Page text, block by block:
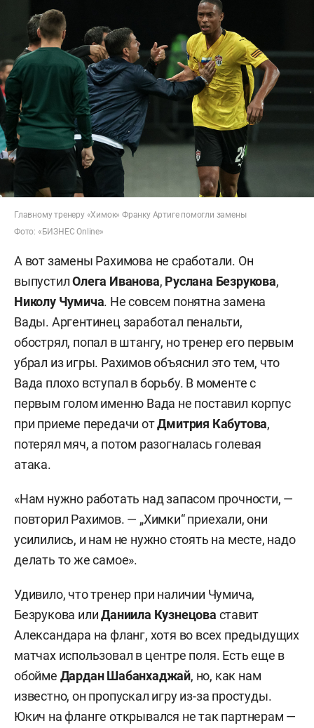
Главному тренеру «Химок» Франку Артиге помогли замены
Фото: «БИЗНЕС Online»
А вот замены Рахимова не сработали. Он
выпустилОлега Иванова, Руслана Безрукова,
Николу Чумича. Не совсем понятна замена
Вады. Аргентинец заработал пенальти,
обострял, попал в штангу, но тренер его первым
убрал из игры. Рахимов объяснил это тем, что
Вада плохо вступал в борьбу. В моменте с
первым голом именно Вада не поставил корпус
при приеме передачи отДмитрия Кабутова,
потерял мяч, а потом разогналась голевая
атака.
«Нам нужно работать над запасом прочности, —
повторил Рахимов. — „Химки“ приехали, они
усилились, и нам не нужно стоять на месте, надо
делать то же самое».
Удивило, что тренер при наличии Чумича,
Безрукова илиДаниила Кузнецова ставит
Александара на фланг, хотя во всех предыдущих
матчах использовал в центре поля. Есть еще в
обойме Дардан Шабанхаджай, но, как нам
известно, он пропускал игру из-за простуды.
Юкич на фланге открывался не так партнерам —